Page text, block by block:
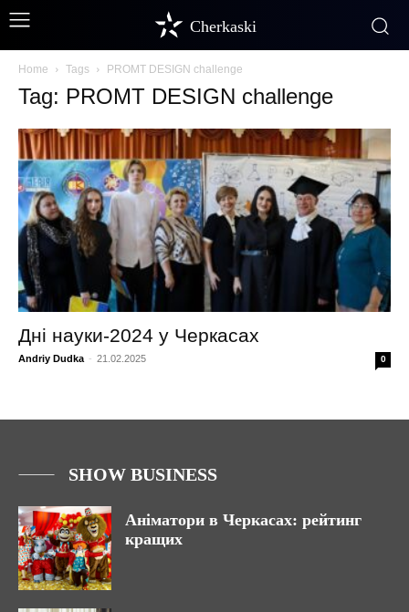
Cherkaski
Home Tags PROMT DESIGN challenge
Tag: PROMT DESIGN challenge
Дні науки-2024 у Черкасах
Andriy Dudka - 21.02.2025 0
SHOW BUSINESS
Аніматори в Черкасах: рейтинг
кращих